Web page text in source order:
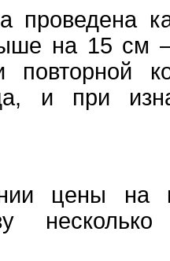
проведена
на 15 см
повторной
и при
цены на